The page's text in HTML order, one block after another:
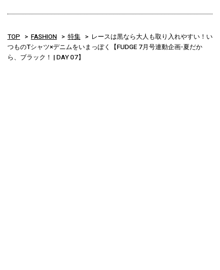
TOP FASHION 特集
レースは黒なら大人も取り入れやすい！い
つものTシャツ×デニムをいまっぽく【FUDGE 7月号連動企画-夏だか
ら、ブラック！ | DAY 07】